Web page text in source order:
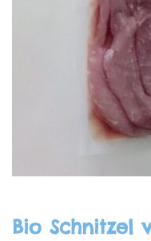
Bio Schnitzel